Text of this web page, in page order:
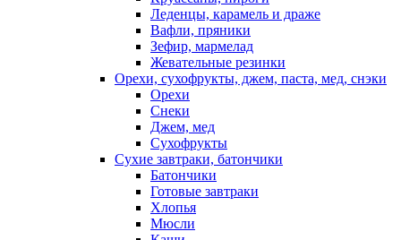
Леденцы, карамель и драже
Вафли, пряники
Зефир, мармелад
Жевательные резинки
Орехи, сухофрукты, джем, паста, мед, снэки
Орехи
Снеки
Джем, мед
Сухофрукты
Сухие завтраки, батончики
Батончики
Готовые завтраки
Хлопья
Мюсли